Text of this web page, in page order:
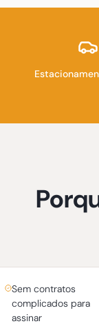
Sem contratos
complicados para
assinar